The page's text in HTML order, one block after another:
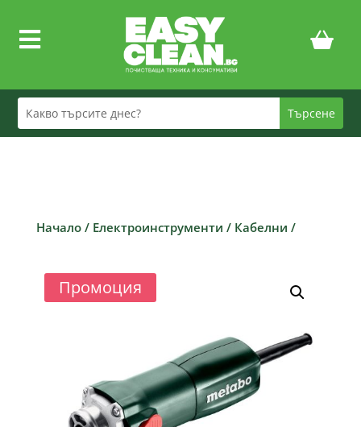

Начало/ Електроинструменти / Кабелни /
Промоция